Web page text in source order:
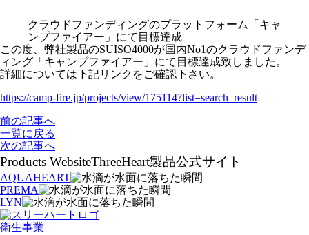
クラウドファンディングのプラットフォーム「キャ
ンプファイアー」にて目標達成
この度、弊社製品のSUISO4000が国内No1のクラウドファンデ
ィング「キャンプファイアー」にて目標達成致しました。
詳細については下記リンクをご確認下さい。
https://camp-fire.jp/projects/view/175114?list=search_result
前の記事へ
一覧に戻る
次の記事へ
Products WebsiteThreeHeart製品公式サイト
AQUAHEART
PREMA
LYN
衛生事業